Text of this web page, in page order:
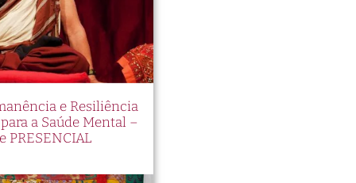
e Resiliência
a Saúde Mental –
PRESENCIAL